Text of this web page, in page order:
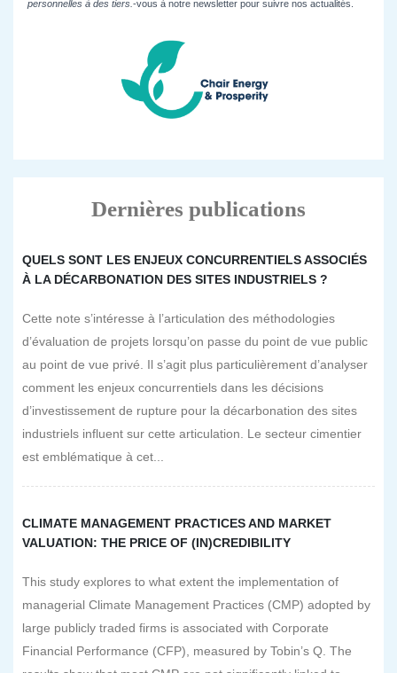
personnelles à des tiers. -vous à notre newsletter pour suivre nos actualités.
Dernières publications
QUELS SONT LES ENJEUX CONCURRENTIELS ASSOCIÉS
À LA DÉCARBONATION DES SITES INDUSTRIELS ?
Cette note s’intéresse à l’articulation des méthodologies
d’évaluation de projets lorsqu’on passe du point de vue public
au point de vue privé. Il s’agit plus particulièrement d’analyser
comment les enjeux concurrentiels dans les décisions
d’investissement de rupture pour la décarbonation des sites
industriels influent sur cette articulation. Le secteur cimentier
est emblématique à cet...
CLIMATE MANAGEMENT PRACTICES AND MARKET
VALUATION: THE PRICE OF (IN)CREDIBILITY
This study explores to what extent the implementation of
managerial Climate Management Practices (CMP) adopted by
large publicly traded firms is associated with Corporate
Financial Performance (CFP), measured by Tobin’s Q. The